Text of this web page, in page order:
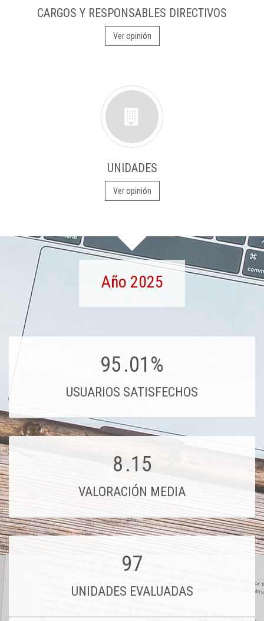
CARGOS Y RESPONSABLES DIRECTIVOS
Ver opinión
UNIDADES
Ver opinión
Año 2025
95.01%
USUARIOS SATISFECHOS
8.15
VALORACIÓN MEDIA
97
UNIDADES EVALUADAS